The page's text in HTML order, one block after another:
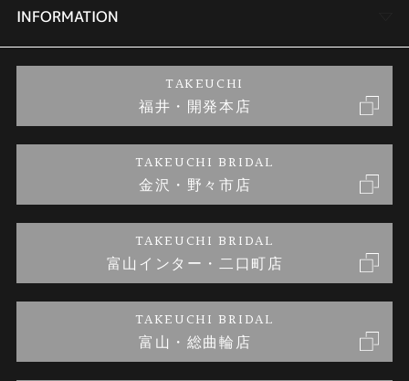
セットリング
婚約ネックレス
金・プラチナのお取引
商品一覧
ブランドリスト
金澤指輪工房｜手作りペアリング
金澤指輪工房｜手作り結婚指輪 and 婚約指輪
金澤指輪工房｜手作り婚約指輪プロポーズプラン
会社概要
お客様の声
INFORMATION
プライバシーポリシー
TAKEUCHI
福井・開発本店
TAKEUCHI BRIDAL
金沢・野々市店
TAKEUCHI BRIDAL
富山インター・二口町店
TAKEUCHI BRIDAL
富山・総曲輪店